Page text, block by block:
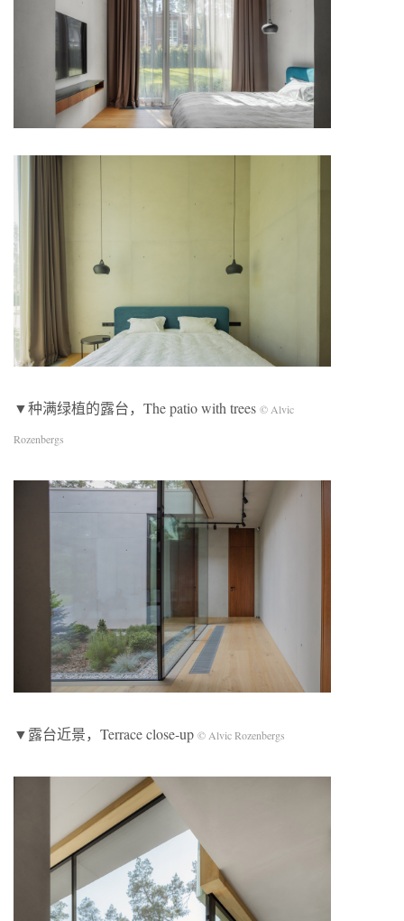
▼种满绿植的露台，The patio with trees ©️ Alvic
Rozenbergs
▼露台近景，Terrace close-up ©️ Alvic Rozenbergs